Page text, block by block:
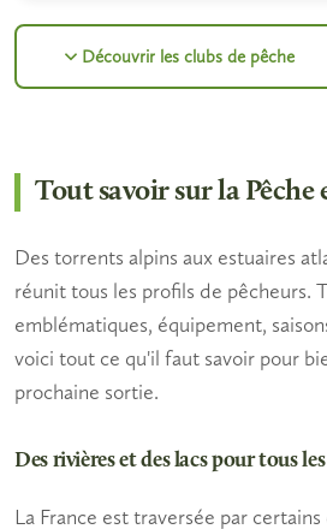
Découvrir les clubs de pêche
Tout savoir sur la Pêche
Des torrents alpins aux estuaires
réunit tous les profils de pêcheurs.
emblématiques, équipement,
voici tout ce qu'il faut savoir pour
prochaine sortie.
Des rivières et des lacs pour tous
La France est traversée par